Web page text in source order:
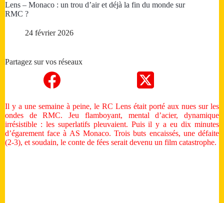
Lens – Monaco : un trou d’air et déjà la fin du monde sur
RMC ?
24 février 2026
Partagez sur vos réseaux
Il y a une semaine à peine, le RC Lens était porté aux nues sur les
ondes de RMC. Jeu flamboyant, mental d’acier, dynamique
irrésistible : les superlatifs pleuvaient. Puis il y a eu dix minutes
d’égarement face à AS Monaco. Trois buts encaissés, une défaite
(2-3), et soudain, le conte de fées serait devenu un film catastrophe.